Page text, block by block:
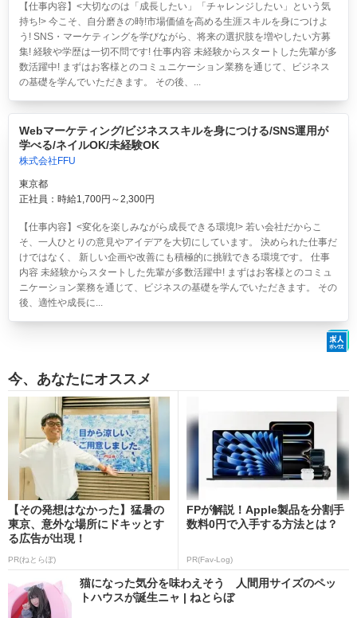
【仕事内容】<大切なのは「成長したい」「チャレンジしたい」という気
持ち!> 今こそ、自分磨きの時!市場価値を高める生涯スキルを身につけよ
う! SNS・マーケティングを学びながら、将来の選択肢を増やしたい方募
集! 経験や学歴は一切不問です! 仕事内容 未経験からスタートした先輩が多
数活躍中! まずはお客様とのコミュニケーション業務を通じて、ビジネス
の基礎を学んでいただきます。 その後、...
Webマーケティング/ビジネススキルを身につける/SNS運用が
学べる/ネイルOK/未経験OK
株式会社FFU
東京都
正社員：時給1,700円～2,300円
【仕事内容】<変化を楽しみながら成長できる環境!> 若い会社だからこ
そ、一人ひとりの意見やアイデアを大切にしています。 決められた仕事だ
けではなく、 新しい企画や改善にも積極的に挑戦できる環境です。 仕事
内容 未経験からスタートした先輩が多数活躍中! まずはお客様とのコミュ
ニケーション業務を通じて、ビジネスの基礎を学んでいただきます。 その
後、適性や成長に...
今、あなたにオススメ
【その発想はなかった】猛暑の
東京、意外な場所にドキッとす
る広告が出現！
PR(ねとらぼ)
FPが解説！Apple製品を分割手
数料0円で入手する方法とは？
PR(Fav-Log)
猫になった気分を味わえそう 人間用サイズのペッ
トハウスが誕生ニャ | ねとらぼ